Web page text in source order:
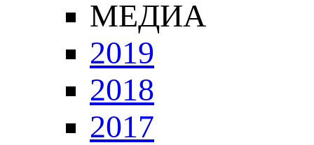
МЕДИА
2019
2018
2017